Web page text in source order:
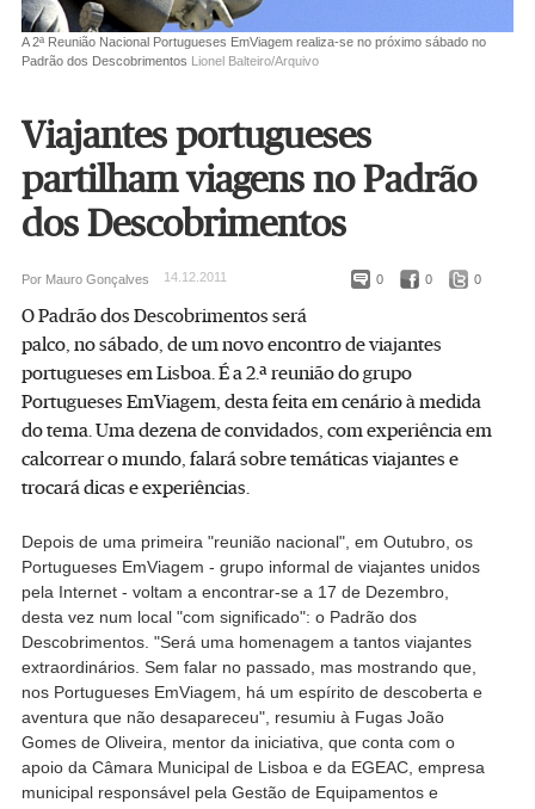
A 2ª Reunião Nacional Portugueses EmViagem realiza-se no próximo sábado no
Padrão dos Descobrimentos Lionel Balteiro/Arquivo
Viajantes portugueses
partilham viagens no Padrão
dos Descobrimentos
0 0 0
Por Mauro Gonçalves 14.12.2011
O Padrão dos Descobrimentos será
palco, no sábado, de um novo encontro de viajantes
portugueses em Lisboa. É a 2.ª reunião do grupo
Portugueses EmViagem, desta feita em cenário à medida
do tema. Uma dezena de convidados, com experiência em
calcorrear o mundo, falará sobre temáticas viajantes e
trocará dicas e experiências.
Depois de uma primeira "reunião nacional", em Outubro, os
Portugueses EmViagem - grupo informal de viajantes unidos
pela Internet - voltam a encontrar-se a 17 de Dezembro,
desta vez num local "com significado": o Padrão dos
Descobrimentos. "Será uma homenagem a tantos viajantes
extraordinários. Sem falar no passado, mas mostrando que,
nos Portugueses EmViagem, há um espírito de descoberta e
aventura que não desapareceu", resumiu à Fugas João
Gomes de Oliveira, mentor da iniciativa, que conta com o
apoio da Câmara Municipal de Lisboa e da EGEAC, empresa
municipal responsável pela Gestão de Equipamentos e